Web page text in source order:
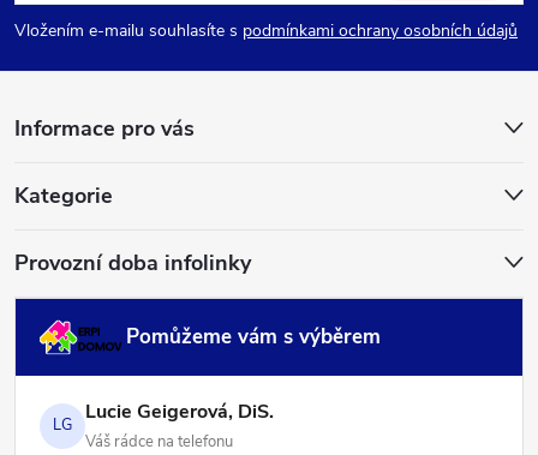
pVložením e-mailu souhlasíte s podmínkami ochrany osobních údajů
Informace pro vás
Kategorie
Provozní doba infolinky
Pomůžeme vám s výběrem
LG Lucie Geigerová, DiS.
Váš rádce na telefonu